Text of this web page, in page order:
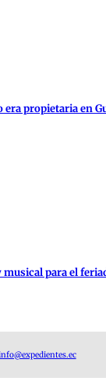
era propietaria en
para el